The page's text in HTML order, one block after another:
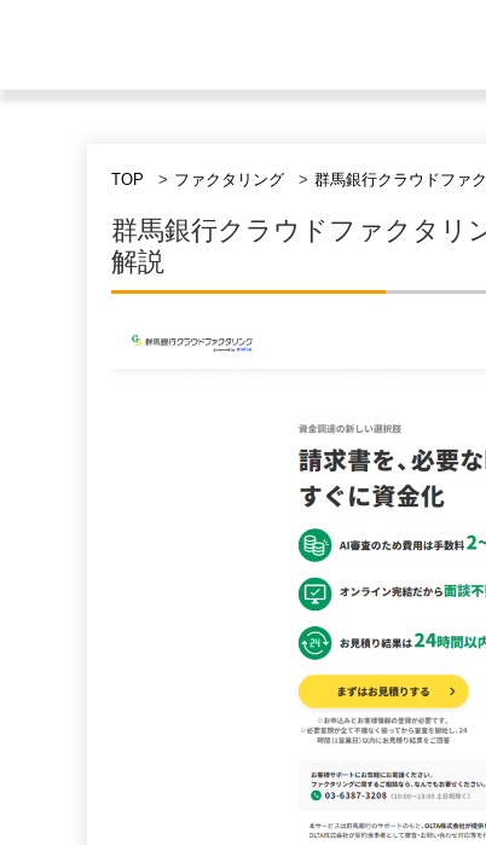
TOP ファクタリング 群馬銀行クラウドファ
群馬銀行クラウドファクタリ
解説